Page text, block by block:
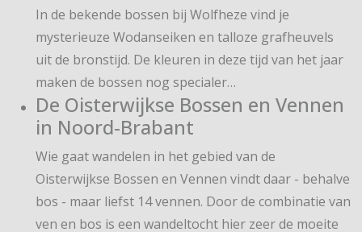
In de bekende bossen bij Wolfheze vind je
mysterieuze Wodanseiken en talloze grafheuvels
uit de bronstijd. De kleuren in deze tijd van het jaar
maken de bossen nog specialer…
De Oisterwijkse Bossen en Vennen
in Noord-Brabant
Wie gaat wandelen in het gebied van de
Oisterwijkse Bossen en Vennen vindt daar - behalve
bos - maar liefst 14 vennen. Door de combinatie van
ven en bos is een wandeltocht hier zeer de moeite